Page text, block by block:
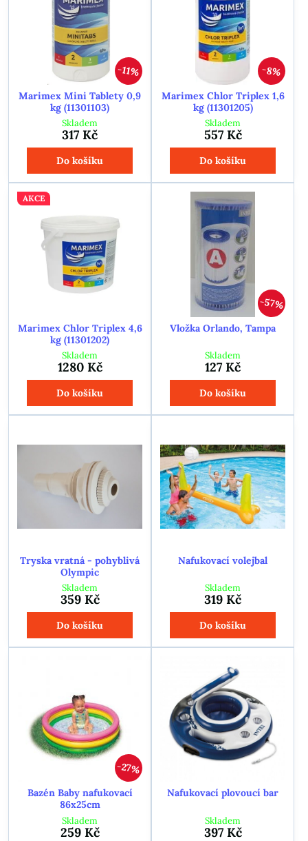
11%
Marimex Mini Tablety 0,9
kg (11301103)
Skladem
317 Kč
Do košíku
8%
Marimex Chlor Triplex 1,6
kg (11301205)
Skladem
557 Kč
Do košíku
AKCE
Marimex Chlor Triplex 4,6
kg (11301202)
Skladem
1280 Kč
Do košíku
57%
Vložka Orlando, Tampa
Skladem
127 Kč
Do košíku
Tryska vratná - pohyblivá
Olympic
Skladem
359 Kč
Do košíku
Nafukovací volejbal
Skladem
319 Kč
Do košíku
27%
Bazén Baby nafukovací
86x25cm
Skladem
259 Kč
Nafukovací plovoucí bar
Skladem
397 Kč